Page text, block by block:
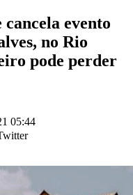
evento
no Rio
pode perder
05:44